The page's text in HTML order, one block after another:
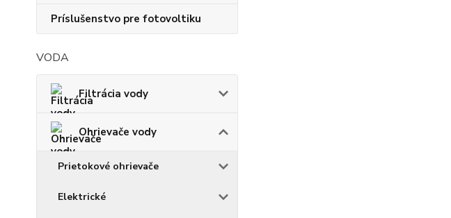
Príslušenstvo pre fotovoltiku
VODA
Filtrácia vody
Ohrievače vody
Prietokové ohrievače
Elektrické